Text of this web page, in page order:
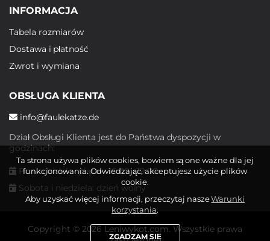
INFORMACJA
Tabela rozmiarów
Dostawa i płatność
Zwrot i wymiana
OBSŁUGA KLIENTA
info@faulekatze.de
Dział Obsługi Klienta jest do Państwa dyspozycji w
godzinach:
Poniedziałek - piątek: 10:00 - 19:00
Sobota i niedziela: dzień wolny
Copyright © 2026 Leniwykot.com. Wszystkie prawa
Ta strona używa plików cookies, bowiem są one ważne dla jej
funkcjonowania. Odwiedzając, akceptujesz użycie plików
cookie.
Aby uzyskać więcej informacji, przeczytaj naszeWarunki
korzystania.
ZGADZAM SIĘ